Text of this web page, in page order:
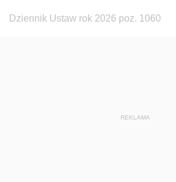
Dziennik Ustaw rok 2026 poz. 1060
REKLAMA